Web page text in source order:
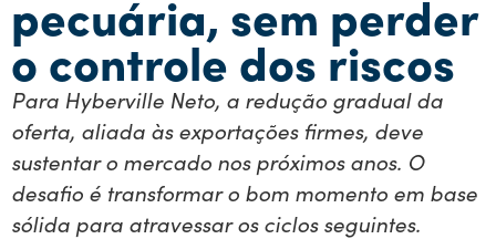
pecuária, sem perder
o controle dos riscos
Para Hyberville Neto, a redução gradual da
oferta, aliada às exportações firmes, deve
sustentar o mercado nos próximos anos. O
desafio é transformar o bom momento em base
sólida para atravessar os ciclos seguintes.